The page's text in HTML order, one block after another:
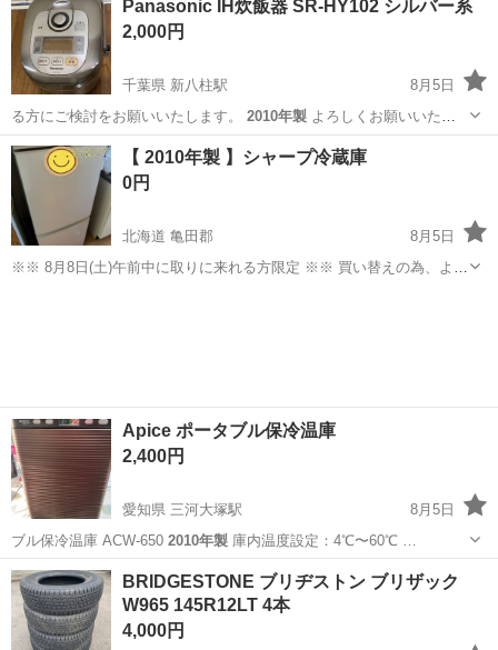
Panasonic IH炊飯器 SR-HY102 シルバー系
2,000円
千葉県 新八柱駅
8月5日
る方にご検討をお願いいたします。 2010年製よろしくお願いいたし
ます。 パナ…
千葉 松戸市 新八柱駅 キッチン家電 Panasonic
【 2010年製 】シャープ冷蔵庫
0円
北海道 亀田郡
8月5日
※※ 8月8日(土)午前中に取りに来れる方限定 ※※ 買い替えの為、よろ
Apice ポータブル保冷温庫
2,400円
愛知県 三河大塚駅
8月5日
ブル保冷温庫 ACW-650 2010年製
愛知 蒲郡市 キッチン家電 2010年製
BRIDGESTONE ブリヂストン ブリザック
W965 145R12LT 4本
4,000円